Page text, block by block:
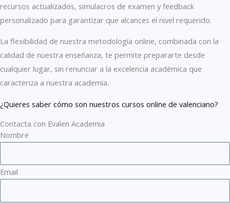
recursos actualizados, simulacros de examen y feedback
personalizado para garantizar que alcances el nivel requerido.
La flexibilidad de nuestra metodología online, combinada con la
calidad de nuestra enseñanza, te permite prepararte desde
cualquier lugar, sin renunciar a la excelencia académica que
caracteriza a nuestra academia.
¿Quieres saber cómo son nuestros cursos online de valenciano?
Contacta con Evalen Academia
Nombre
Email